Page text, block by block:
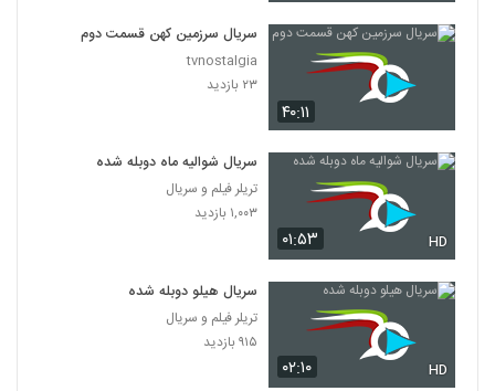
۴۰:۱۱
سریال سرزمین کهن قسمت دوم
tvnostalgia
۲۳ بازدید
۰۱:۵۳ HD
سریال شوالیه ماه دوبله شده
تریلر فیلم و سریال
۱,۰۰۳ بازدید
۰۲:۱۰ HD
سریال هیلو دوبله شده
تریلر فیلم و سریال
۹۱۵ بازدید